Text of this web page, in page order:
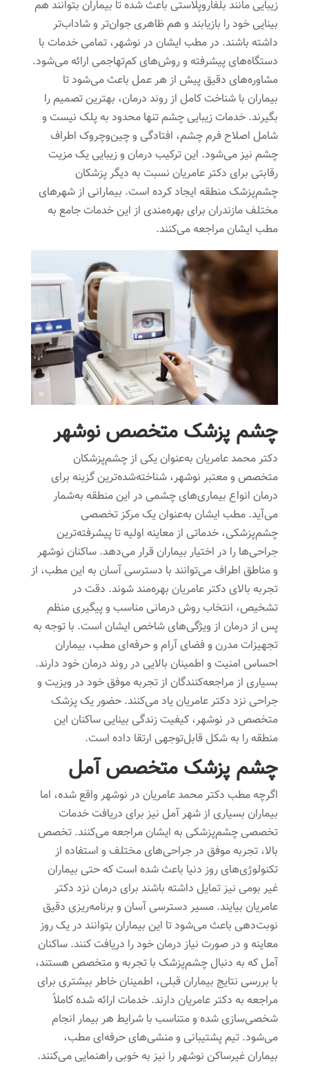
زیبایی مانند بلفاروپلاستی باعث شده تا بیماران بتوانند هم
بینایی خود را بازیابند و هم ظاهری جوان‌تر و شاداب‌تر
داشته باشند. در مطب ایشان در نوشهر، تمامی خدمات با
دستگاه‌های پیشرفته و روش‌های کم‌تهاجمی ارائه می‌شود.
مشاوره‌های دقیق پیش از هر عمل باعث می‌شود تا
بیماران با شناخت کامل از روند درمان، بهترین تصمیم را
بگیرند. خدمات زیبایی چشم تنها محدود به پلک نیست و
شامل اصلاح فرم چشم، افتادگی و چین‌وچروک اطراف
چشم نیز می‌شود. این ترکیب درمان و زیبایی یک مزیت
رقابتی برای دکتر عامریان نسبت به دیگر پزشکان
چشم‌پزشک منطقه ایجاد کرده است. بیمارانی از شهرهای
مختلف مازندران برای بهره‌مندی از این خدمات جامع به
مطب ایشان مراجعه می‌کنند.
چشم پزشک متخصص نوشهر
دکتر محمد عامریان به‌عنوان یکی از چشم‌پزشکان
متخصص و معتبر نوشهر، شناخته‌شده‌ترین گزینه برای
درمان انواع بیماری‌های چشمی در این منطقه به‌شمار
می‌آید. مطب ایشان به‌عنوان یک مرکز تخصصی
چشم‌پزشکی، خدماتی از معاینه اولیه تا پیشرفته‌ترین
جراحی‌ها را در اختیار بیماران قرار می‌دهد. ساکنان نوشهر
و مناطق اطراف می‌توانند با دسترسی آسان به این مطب، از
تجربه بالای دکتر عامریان بهره‌مند شوند. دقت در
تشخیص، انتخاب روش درمانی مناسب و پیگیری منظم
پس از درمان از ویژگی‌های شاخص ایشان است. با توجه به
تجهیزات مدرن و فضای آرام و حرفه‌ای مطب، بیماران
احساس امنیت و اطمینان بالایی در روند درمان خود دارند.
بسیاری از مراجعه‌کنندگان از تجربه موفق خود در ویزیت و
جراحی نزد دکتر عامریان یاد می‌کنند. حضور یک پزشک
متخصص در نوشهر، کیفیت زندگی بینایی ساکنان این
منطقه را به شکل قابل‌توجهی ارتقا داده است.
چشم پزشک متخصص آمل
اگرچه مطب دکتر محمد عامریان در نوشهر واقع شده، اما
بیماران بسیاری از شهر آمل نیز برای دریافت خدمات
تخصصی چشم‌پزشکی به ایشان مراجعه می‌کنند. تخصص
بالا، تجربه موفق در جراحی‌های مختلف و استفاده از
تکنولوژی‌های روز دنیا باعث شده است که حتی بیماران
غیر بومی نیز تمایل داشته باشند برای درمان نزد دکتر
عامریان بیایند. مسیر دسترسی آسان و برنامه‌ریزی دقیق
نوبت‌دهی باعث می‌شود تا این بیماران بتوانند در یک روز
معاینه و در صورت نیاز درمان خود را دریافت کنند. ساکنان
آمل که به دنبال چشم‌پزشک با تجربه و متخصص هستند،
با بررسی نتایج بیماران قبلی، اطمینان خاطر بیشتری برای
مراجعه به دکتر عامریان دارند. خدمات ارائه شده کاملاً
شخصی‌سازی شده و متناسب با شرایط هر بیمار انجام
می‌شود. تیم پشتیبانی و منشی‌های حرفه‌ای مطب،
بیماران غیرساکن نوشهر را نیز به خوبی راهنمایی می‌کنند.